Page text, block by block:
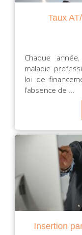
Taux
Chaque
maladie
loi de
l’absence de ...
Insertion